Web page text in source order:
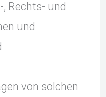
Rechts- und
und
von solchen